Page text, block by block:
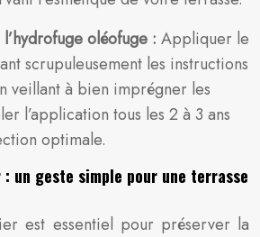
oléofuge : Appliquer le
scrupuleusement les instructions
veillant à bien imprégner les
l’application tous les 2 à 3 ans
optimale.
un geste simple pour une terrasse
est essentiel pour préserver la